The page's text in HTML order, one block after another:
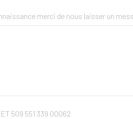
merci de nous laisser un
509 551 339 00062